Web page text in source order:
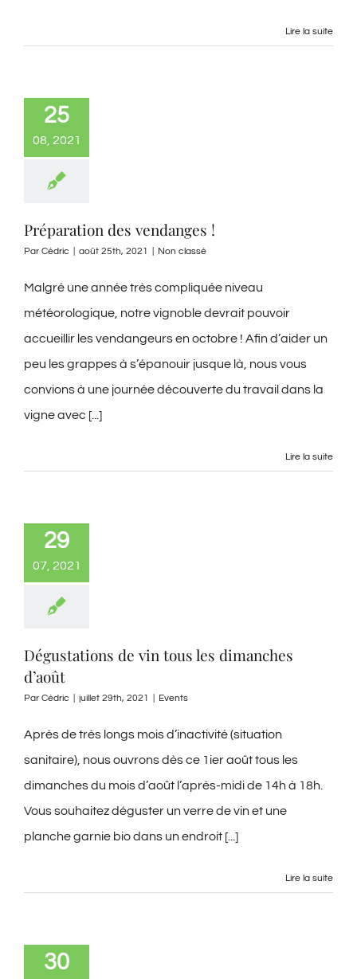
Lire la suite
25
08, 2021
Préparation des vendanges !
Par Cédric août 25th, 2021 Non classé
Malgré une année très compliquée niveau
météorologique, notre vignoble devrait pouvoir
accueillir les vendangeurs en octobre ! Afin d’aider un
peu les grappes à s’épanouir jusque là, nous vous
convions à une journée découverte du travail dans la
vigne avec [...]
Lire la suite
29
07, 2021
Dégustations de vin tous les dimanches
d’août
Par Cédric juillet 29th, 2021 Events
Après de très longs mois d’inactivité (situation
sanitaire), nous ouvrons dès ce 1ier août tous les
dimanches du mois d’août l’après-midi de 14h à 18h.
Vous souhaitez déguster un verre de vin et une
planche garnie bio dans un endroit [...]
Lire la suite
30